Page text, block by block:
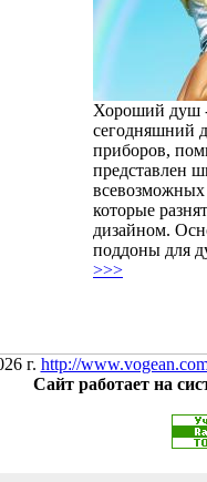
Хороший душ
сегодняшний
приборов,
представлен
которые
дизайном.
поддоны для
>>>
г. http://
Сайт работает на